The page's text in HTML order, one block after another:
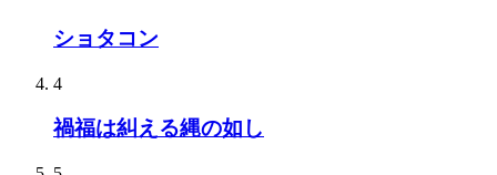
ショタコン
4
禍福は糾える縄の如し